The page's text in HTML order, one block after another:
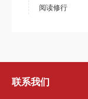
阅读修行
联系我们